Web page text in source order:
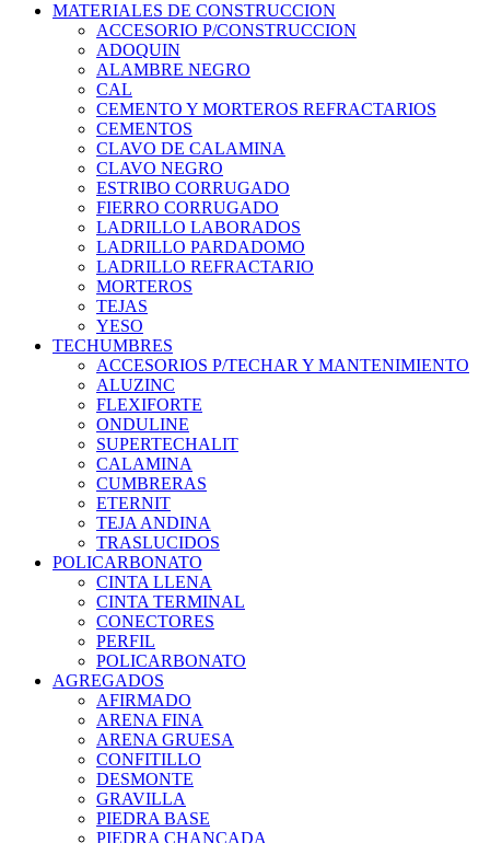
MATERIALES DE CONSTRUCCION
ACCESORIO P/CONSTRUCCION
ADOQUIN
ALAMBRE NEGRO
CAL
CEMENTO Y MORTEROS REFRACTARIOS
CEMENTOS
CLAVO DE CALAMINA
CLAVO NEGRO
ESTRIBO CORRUGADO
FIERRO CORRUGADO
LADRILLO LABORADOS
LADRILLO PARDADOMO
LADRILLO REFRACTARIO
MORTEROS
TEJAS
YESO
TECHUMBRES
ACCESORIOS P/TECHAR Y MANTENIMIENTO
ALUZINC
FLEXIFORTE
ONDULINE
SUPERTECHALIT
CALAMINA
CUMBRERAS
ETERNIT
TEJA ANDINA
TRASLUCIDOS
POLICARBONATO
CINTA LLENA
CINTA TERMINAL
CONECTORES
PERFIL
POLICARBONATO
AGREGADOS
AFIRMADO
ARENA FINA
ARENA GRUESA
CONFITILLO
DESMONTE
GRAVILLA
PIEDRA BASE
PIEDRA CHANCADA